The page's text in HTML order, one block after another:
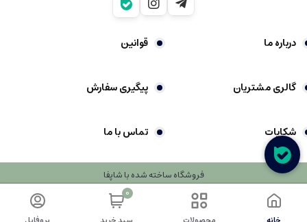
درباره ما قوانین
گالری مشتریان پیگیری سفارش
شکایات تماس با ما
فروشگاه ساخته شده با شاپفا
0